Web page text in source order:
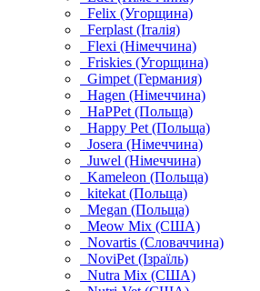
Felix (Угорщина)
Ferplast (Італія)
Flexi (Німеччина)
Friskies (Угорщина)
Gimpet (Германия)
Hagen (Німеччина)
HaPPet (Польща)
Happy Pet (Польща)
Josera (Німеччина)
Juwel (Німеччина)
Kameleon (Польща)
kitekat (Польща)
Megan (Польща)
Meow Mix (США)
Novartis (Словаччина)
NoviPet (Ізраїль)
Nutra Mix (США)